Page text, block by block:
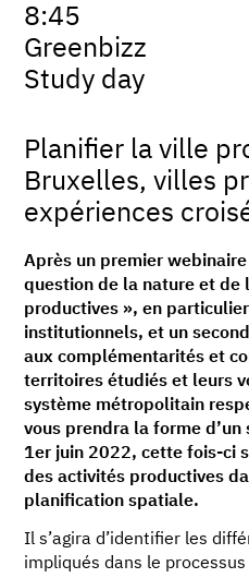
8:45
Greenbizz
Study day
Planifier la ville
Bruxelles, villes
expériences
Après un premier
question de la nature et de
productives », en
institutionnels, et un
aux complémentarités et
territoires étudiés et leurs
système métropolitain
vous prendra la forme
1er juin 2022, cette fois-ci
des activités productives
planification spatiale.
Il s’agira d’identifier les
impliqués dans le